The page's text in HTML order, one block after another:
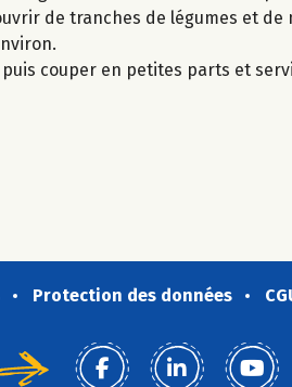
de tranches de légumes et de
couper en petites parts et
Protection des données